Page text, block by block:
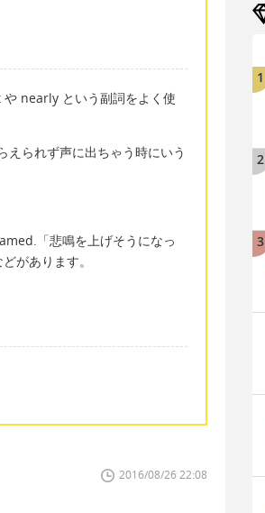
や nearly という副詞をよく使
られず声に出ちゃう時にいう
「悲鳴を上げそうになっ
があります。
2016/08/26 22:08
1
2
3